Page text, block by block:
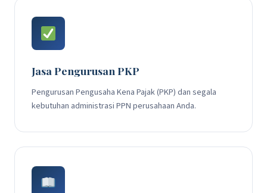
Jasa Pengurusan PKP
Pengurusan Pengusaha Kena Pajak (PKP) dan segala
kebutuhan administrasi PPN perusahaan Anda.